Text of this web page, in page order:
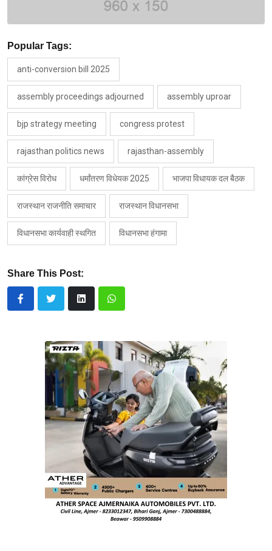
Popular Tags:
anti-conversion bill 2025
assembly proceedings adjourned assembly uproar
bjp strategy meeting congress protest
rajasthan politics news rajasthan-assembly
कांग्रेस विरोध धर्मांतरण विधेयक 2025 भाजपा विधायक दल बैठक
राजस्थान राजनीति समाचार राजस्थान विधानसभा
विधानसभा कार्यवाही स्थगित विधानसभा हंगामा
Share This Post: